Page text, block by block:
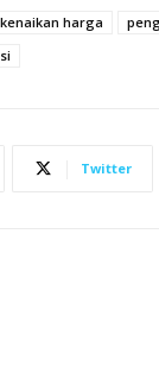
kenaikan harga
Twitter